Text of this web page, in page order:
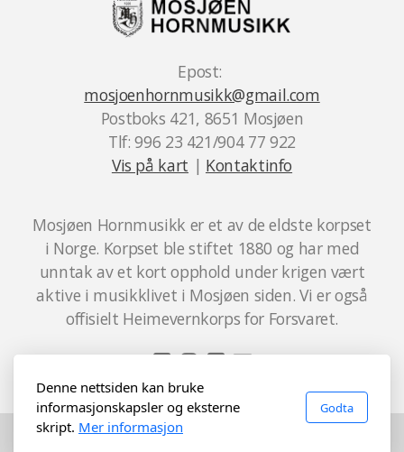
Epost:
mosjoenhornmusikk@gmail.com
Postboks 421, 8651 Mosjøen
Tlf: 996 23 421/904 77 922
Vis på kart | Kontaktinfo
Mosjøen Hornmusikk er et av de eldste korpset
i Norge. Korpset ble stiftet 1880 og har med
unntak av et kort opphold under krigen vært
aktive i musikklivet i Mosjøen siden. Vi er også
offisielt Heimevernkorps for Forsvaret.
©2022 Mosjøen Hornmusikk
Denne nettsiden kan bruke
informasjonskapsler og eksterne
skript. Mer informasjon
Godta